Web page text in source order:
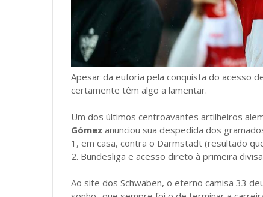
Apesar da euforia pela conquista do acesso
certamente têm algo a lamentar.
Um dos últimos centroavantes artilheiros
Gómez anunciou sua despedida dos
1, em casa, contra o Darmstadt (resultado
2. Bundesliga e acesso direto à primeira
Ao site dos Schwaben, o eterno camisa 33